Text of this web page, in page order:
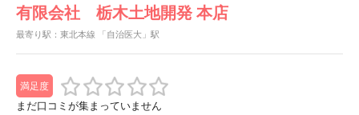
有限会社 栃木土地開発 本店
最寄り駅：東北本線 「自治医大」駅
満足度
まだ口コミが集まっていません